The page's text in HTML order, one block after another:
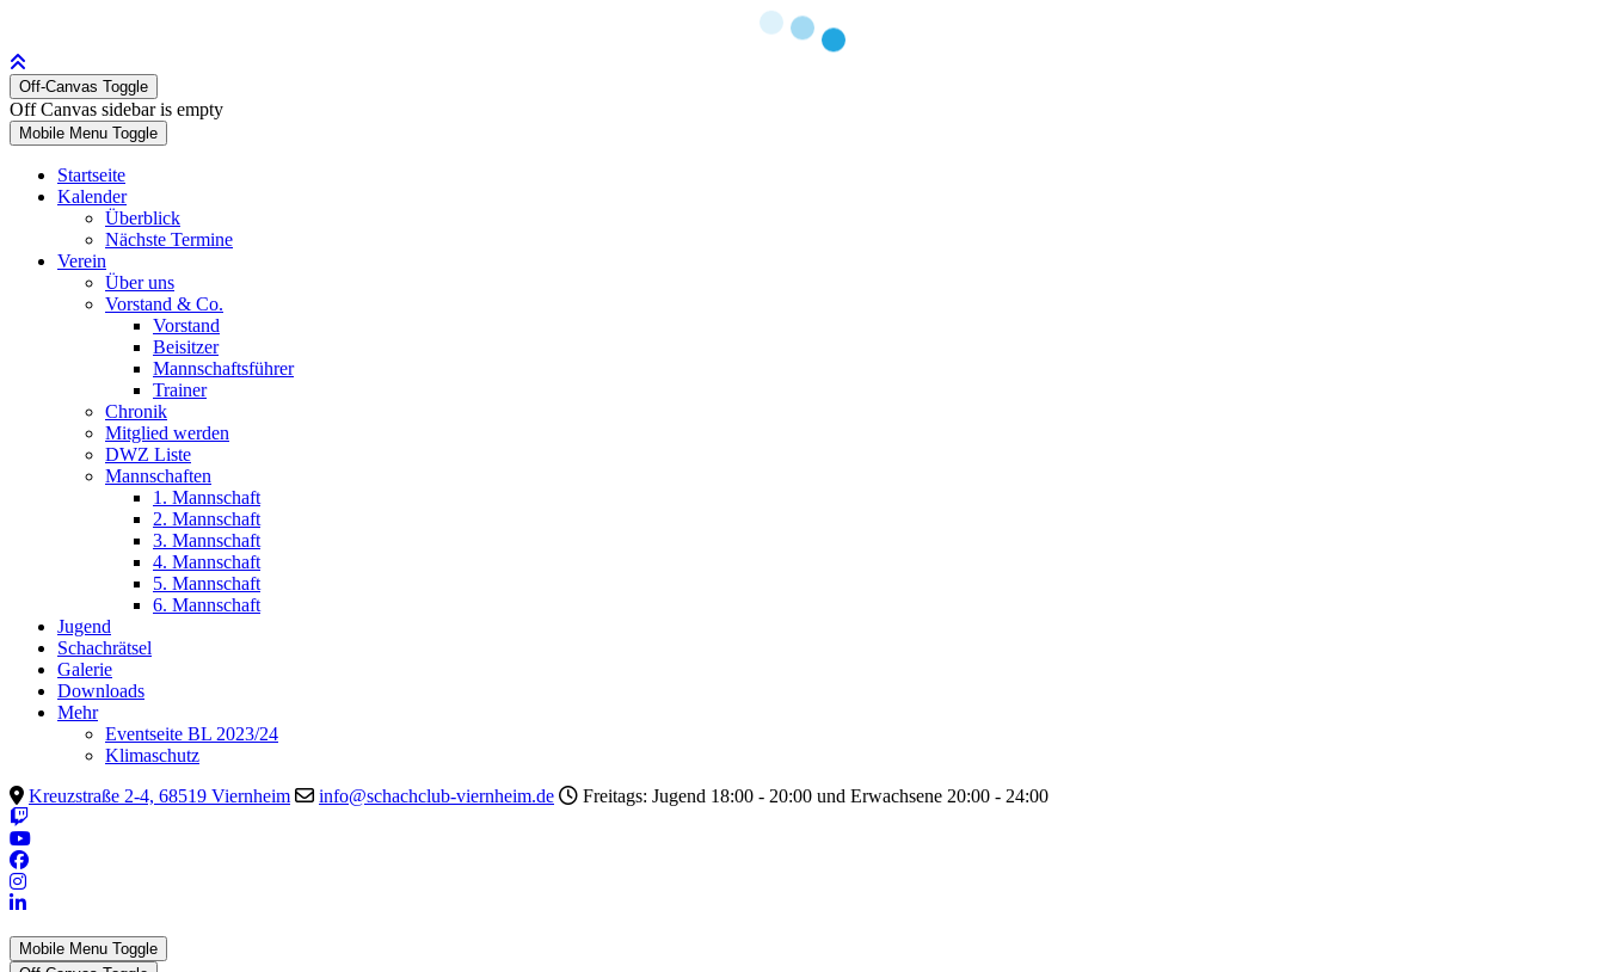
Off-Canvas Toggle
Off Canvas sidebar is empty
Mobile Menu Toggle
Startseite
Kalender
Überblick
Nächste Termine
Verein
Über uns
Vorstand & Co.
Vorstand
Beisitzer
Mannschaftsführer
Trainer
Chronik
Mitglied werden
DWZ Liste
Mannschaften
1. Mannschaft
2. Mannschaft
3. Mannschaft
4. Mannschaft
5. Mannschaft
6. Mannschaft
Jugend
Schachrätsel
Galerie
Downloads
Mehr
Eventseite BL 2023/24
Klimaschutz
Kreuzstraße 2-4, 68519 Viernheim
info@schachclub-viernheim.de Freitags: Jugend 18:00 - 20:00 und Erwachsene 20:00 - 24:00
Mobile Menu Toggle